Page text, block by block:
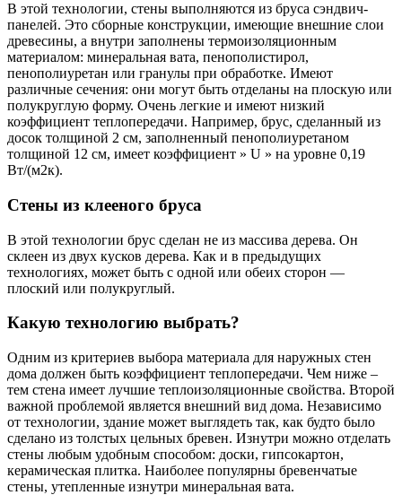
В этой технологии, стены выполняются из бруса сэндвич-
панелей. Это сборные конструкции, имеющие внешние слои
древесины, а внутри заполнены термоизоляционным
материалом: минеральная вата, пенополистирол,
пенополиуретан или гранулы при обработке. Имеют
различные сечения: они могут быть отделаны на плоскую или
полукруглую форму. Очень легкие и имеют низкий
коэффициент теплопередачи. Например, брус, сделанный из
досок толщиной 2 см, заполненный пенополиуретаном
толщиной 12 см, имеет коэффициент » U » на уровне 0,19
Вт/(м2к).
Стены из клееного бруса
В этой технологии брус сделан не из массива дерева. Он
склеен из двух кусков дерева. Как и в предыдущих
технологиях, может быть с одной или обеих сторон —
плоский или полукруглый.
Какую технологию выбрать?
Одним из критериев выбора материала для наружных стен
дома должен быть коэффициент теплопередачи. Чем ниже –
тем стена имеет лучшие теплоизоляционные свойства. Второй
важной проблемой является внешний вид дома. Независимо
от технологии, здание может выглядеть так, как будто было
сделано из толстых цельных бревен. Изнутри можно отделать
стены любым удобным способом: доски, гипсокартон,
керамическая плитка. Наиболее популярны бревенчатые
стены, утепленные изнутри минеральная вата.